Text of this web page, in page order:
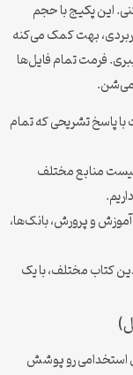
این پکیج با حجم
و کاربردی، بهت کمک می‌کنه
فرمت تمام فایل‌ها
می‌شن.
۴۴۳۵ تست با پاسخ تشریحی که تمام
نیست منابع مختلف
و پرورش، بانک‌ها،
کتاب مختلف، با یک
استخدامی رو پوشش